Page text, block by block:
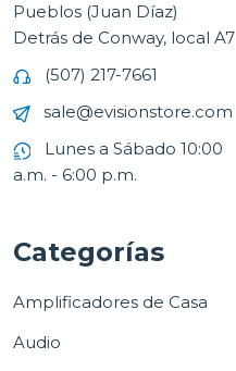
Pueblos (Juan Díaz)
Detrás de Conway, local A7
(507) 217-7661
sale@evisionstore.com
Lunes a Sábado 10:00
a.m. - 6:00 p.m.
Categorías
Amplificadores de Casa
Audio